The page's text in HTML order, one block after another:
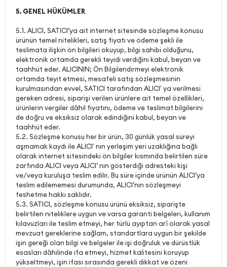
5. GENEL HÜKÜMLER
5.1. ALICI, SATICI’ya ait internet sitesinde sözleşme konusu
ürünün temel nitelikleri, satış fiyatı ve ödeme şekli ile
teslimata ilişkin ön bilgileri okuyup, bilgi sahibi olduğunu,
elektronik ortamda gerekli teyidi verdiğini kabul, beyan ve
taahhüt eder. ALICININ; Ön Bilgilendirmeyi elektronik
ortamda teyit etmesi, mesafeli satış sözleşmesinin
kurulmasından evvel, SATICI tarafından ALICI' ya verilmesi
gereken adresi, siparişi verilen ürünlere ait temel özellikleri,
ürünlerin vergiler dâhil fiyatını, ödeme ve teslimat bilgilerini
de doğru ve eksiksiz olarak edindiğini kabul, beyan ve
taahhüt eder.
5.2. Sözleşme konusu her bir ürün, 30 günlük yasal süreyi
aşmamak kaydı ile ALICI' nın yerleşim yeri uzaklığına bağlı
olarak internet sitesindeki ön bilgiler kısmında belirtilen süre
zarfında ALICI veya ALICI’ nın gösterdiği adresteki kişi
ve/veya kuruluşa teslim edilir. Bu süre içinde ürünün ALICI’ya
teslim edilememesi durumunda, ALICI’nın sözleşmeyi
feshetme hakkı saklıdır.
5.3. SATICI, sözleşme konusu ürünü eksiksiz, siparişte
belirtilen niteliklere uygun ve varsa garanti belgeleri, kullanım
kılavuzları ile teslim etmeyi, her türlü ayıptan arî olarak yasal
mevzuat gereklerine sağlam, standartlara uygun bir şekilde
işin gereği olan bilgi ve belgeler ile işi doğruluk ve dürüstlük
esasları dâhilinde ifa etmeyi, hizmet kalitesini koruyup
yükseltmeyi, işin ifası sırasında gerekli dikkat ve özeni